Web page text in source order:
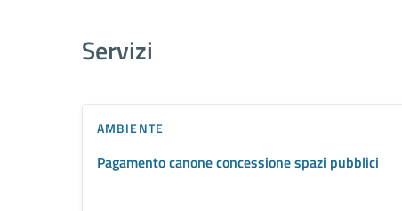
Servizi
AMBIENTE
Pagamento canone concessione spazi pubblici